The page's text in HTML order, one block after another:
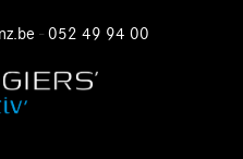
- 052 49 94 00